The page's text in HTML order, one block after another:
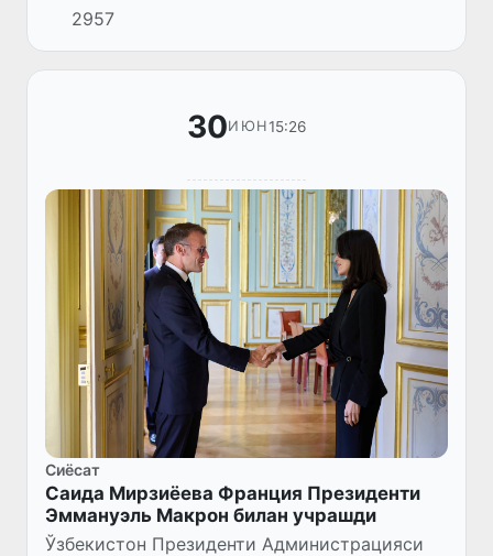
2957
30ИЮН15:26
Сиёсат
Саида Мирзиёева Франция Президенти
Эммануэль Макрон билан учрашди
Ўзбекистон Президенти Администрацияси